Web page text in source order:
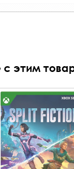
с этим